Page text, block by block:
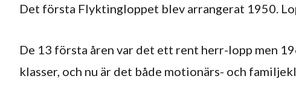
Det första Flyktingloppet blev arrangerat 1950.
De 13 första åren var det ett rent herr-lopp men
klasser, och nu är det både motionärs- och